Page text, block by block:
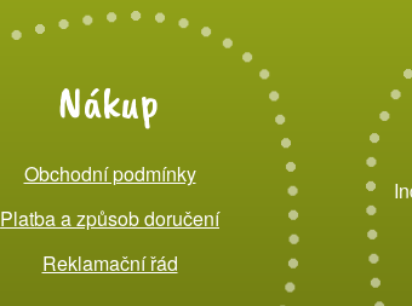
Nákup
Obchodní podmínky
Platba a způsob doručení
Reklamační řád